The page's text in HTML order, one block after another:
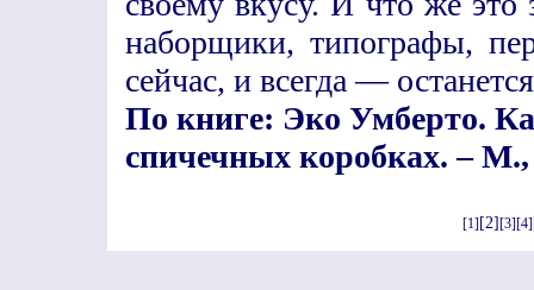
наборщики, типографы,
сейчас, и всегда —
По книге: Эко Умберто.
спичечных коробках. – М.,
[1] [2] [3][4]